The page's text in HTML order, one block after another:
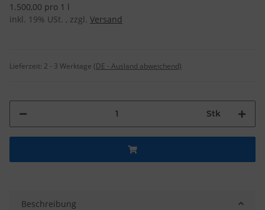
1.500,00 pro 1 l
inkl. 19% USt. , zzgl. Versand
Lieferzeit: 2 - 3 Werktage (DE - Ausland abweichend)
Stk
Beschreibung